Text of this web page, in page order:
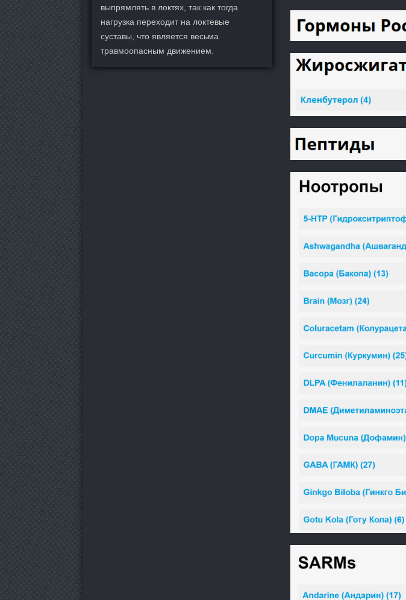
выпрямлять в локтях, так как тогда
нагрузка переходит на локтевые
суставы, что является весьма
травмоопасным движением.